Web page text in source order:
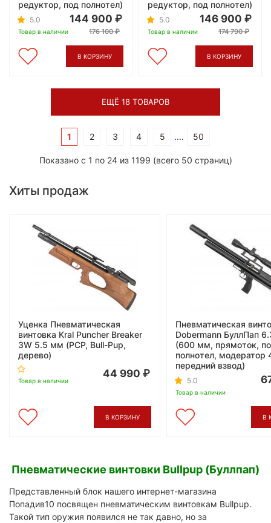
редуктор, под полнотел)
5.0
Товар в наличии
144 900
176 100
В КОРЗИНУ
редуктор, под полнотел)
5.0
Товар в наличии
146 900
174 790
В КОРЗИНУ
ЕЩЁ 18 ТОВАРОВ
1 2 3 4 5 .... 50
Показано с 1 по 24 из 1199 (всего 50 страниц)
Хиты продаж
Уценка Пневматическая
винтовка Kral Puncher Breaker
3W 5.5 мм (PCP, Bull-Pup,
дерево)
Товар в наличии
44 990
В КОРЗИНУ
Пневматическая
Dobermann БуллПап
(600 мм, прямоток,
полнотел, модератор
передний взвод)
5.0
Товар в наличии
В
Пневматические винтовки Bullpup (Буллпап)
Представленный блок нашего интернет-магазина
Попадив10 посвящен пневматическим винтовкам Bullpup.
Такой тип оружия появился не так давно, но за